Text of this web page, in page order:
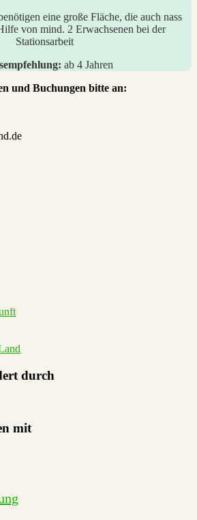
eine große Fläche, die auch nass
von mind. 2 Erwachsenen bei der
Stationsarbeit
ab 4 Jahren
und Buchungen bitte an:
durch
mit